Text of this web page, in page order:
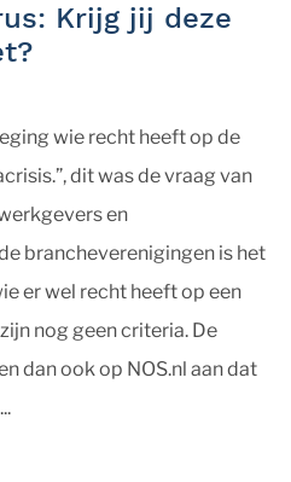
Krijg jij deze
wie recht heeft op de
dit was de vraag van
en
brancheverenigingen is het
er wel recht heeft op een
nog geen criteria. De
dan ook op NOS.nl aan dat